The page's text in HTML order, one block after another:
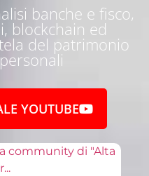
banche e fisco,
blockchain ed
del patrimonio
YOUTUBE
community di "Alta
...